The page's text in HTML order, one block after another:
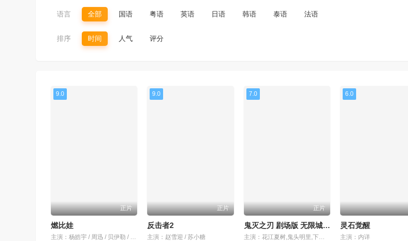
语言 全部 国语 粤语 英语 日语 韩语 泰语 法语
排序 时间 人气 评分
9.0
正片
燃比娃
主演：杨皓宇 / 周迅 / 贝伊勒 / 康春雷
9.0
正片
反击者2
主演：赵雪迎 / 苏小糖
7.0
正片
鬼灭之刃 剧场版 无限城篇第一章 猗窝座再来
主演：花江夏树,鬼头明里,下野纮,松冈祯丞,上田丽奈,冈本信彦,樱井孝宏,小西克幸,河西健吾,早见沙织,花泽香菜,铃村健一,关智一,杉田智和,石田彰
6.0
灵石觉醒
主演：内详